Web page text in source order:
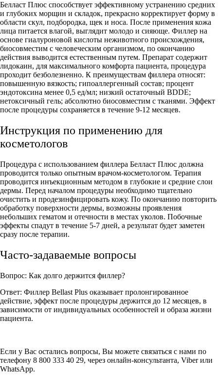
Белласт Плюс способствует эффективному устранению средних
и глубоких морщин и складок, прекрасно корректирует форму в
области скул, подбородка, щек и носа. После применения кожа
лица питается влагой, выглядит молодо и сияюще. Филлер на
основе гиалуроновой кислоты неживотного происхождения,
биосовместим с человеческим организмом, по окончанию
действия выводится естественным путем. Препарат содержит
лидокаин, для максимального комфорта пациента, процедура
проходит безболезненно. К преимуществам филлера относят:
повышенную вязкость; гипоаллергенный состав; процент
эндотоксина менее 0,5 ед/мл; низкий остаточный BDDE;
нетоксичный гель; абсолютно биосовместим с тканями. Эффект
после процедуры сохраняется в течение 9-12 месяцев.
Инструкция по применению для
косметологов
Процедура с использованием филлера Белласт Плюс должна
проводится только опытным врачом-косметологом. Терапия
проводится инъекционным методом в глубокие и средние слои
дермы. Перед началом процедуры необходимо тщательно
очистить и продезинфицировать кожу. По окончанию повторить
обработку поверхности дермы, возможны проявления
небольших гематом и отечности в местах уколов. Побочные
эффекты спадут в течение 5-7 дней, а результат будет заметен
сразу после терапии.
Часто-задаваемые вопросы
Вопрос: Как долго держится филлер?
Ответ: Филлер Bellast Plus оказывает пролонгированное
действие, эффект после процедуры держится до 12 месяцев, в
зависимости от индивидуальных особенностей и образа жизни
пациента.
Если у Вас остались вопросы, Вы можете связаться с нами по
телефону 8 800 333 40 29, через онлайн-консультанта, Viber или
WhatsApp.